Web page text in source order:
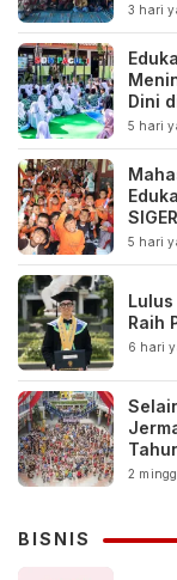
3 hari
Dini
5 hari
5 hari
Raih
6 hari
2
BISNIS